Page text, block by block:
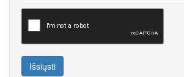
Išsiųsti